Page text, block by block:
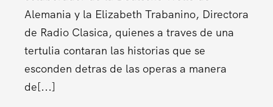
Alemania y la Elizabeth Trabanino, Directora
de Radio Clasica, quienes a traves de una
tertulia contaran las historias que se
esconden detras de las operas a manera
de[...]